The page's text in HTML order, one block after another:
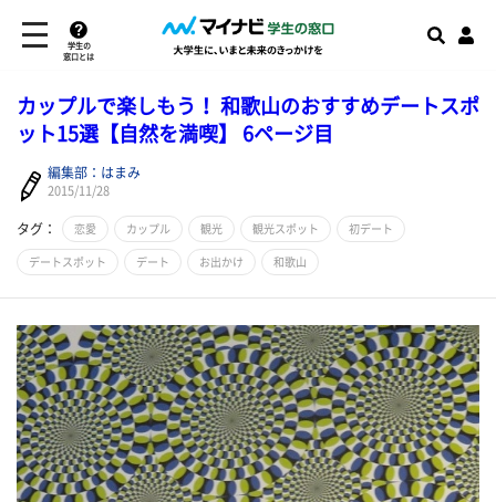
学生の
窓口とは
カップルで楽しもう！ 和歌山のおすすめデートスポ
ット15選【自然を満喫】 6ページ目
編集部：はまみ
2015/11/28
タグ： 恋愛 カップル 観光 観光スポット 初デート
デートスポット デート お出かけ 和歌山